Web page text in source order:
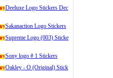
Deeluxe Logo Stickers Dec
Sakanaction Logo Stickers
Supreme Logo (003) Sticke
Sony logo # 1 Stickers
Oakley - O (Original) Stick